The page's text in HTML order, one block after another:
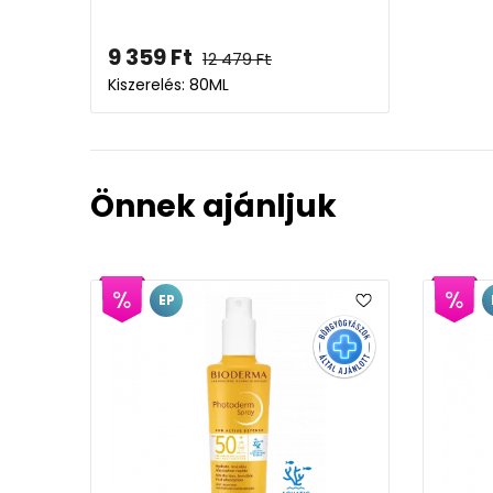
9 359Ft 12 479Ft
Kiszerelés: 80ML
Önnek ajánljuk
EP